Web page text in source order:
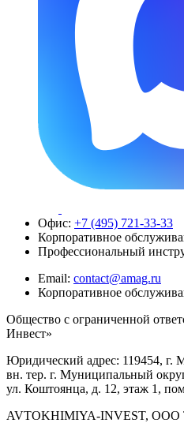
Офис: +7 (495) 721-33-33
Корпоративное
Профессиональный
Email: contact@amag.ru
Корпоративное
Общество с ограниченной
Инвест»
Юридический адрес: 119454, г.
вн. тер. г. Муниципальный
ул. Коштоянца, д. 12, этаж 1,
AVTOKHIMIYA-INVEST, OOO